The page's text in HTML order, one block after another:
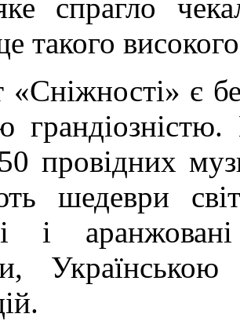
спрагло
такого
«Сніжності» є
провідних
шедеври
і